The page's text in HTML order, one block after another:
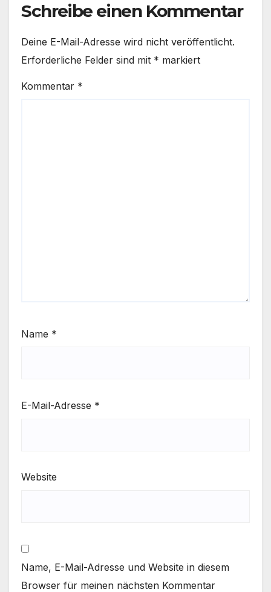
Schreibe einen Kommentar
Deine E-Mail-Adresse wird nicht veröffentlicht.
Erforderliche Felder sind mit * markiert
Kommentar *
Name *
E-Mail-Adresse *
Website
Name, E-Mail-Adresse und Website in diesem
Browser für meinen nächsten Kommentar